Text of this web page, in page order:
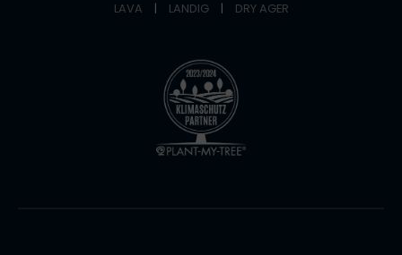
LAVA | LANDIG | DRY AGER